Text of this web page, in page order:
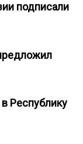
подписали
Республику